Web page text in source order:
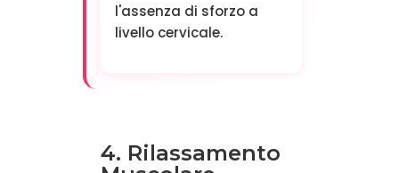
l'assenza di sforzo a
livello cervicale.
4. Rilassamento